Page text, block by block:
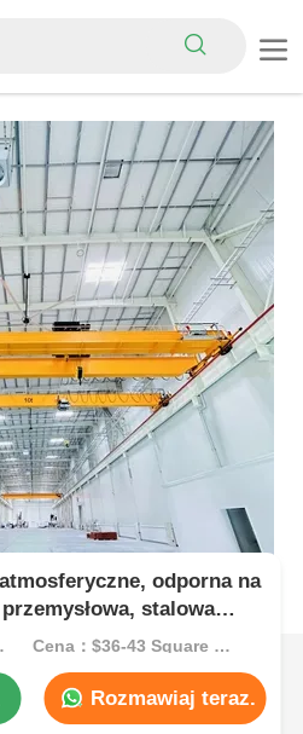
odporna na
stalowa
magazyn, wiata
Cena：$36-43 Square Meters
Rozmawiaj teraz.